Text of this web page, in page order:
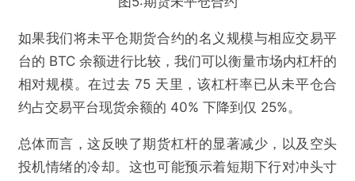
如果我们将未平仓期货合约的名义规模与相应交易平
台的 BTC 余额进行比较，我们可以衡量市场内杠杆的
相对规模。在过去 75 天里，该杠杆率已从未平仓合
约占交易平台现货余额的 40% 下降到仅 25%。
总体而言，这反映了期货杠杆的显著减少，以及空头
投机情绪的冷却。这也可能预示着短期下行对冲头寸